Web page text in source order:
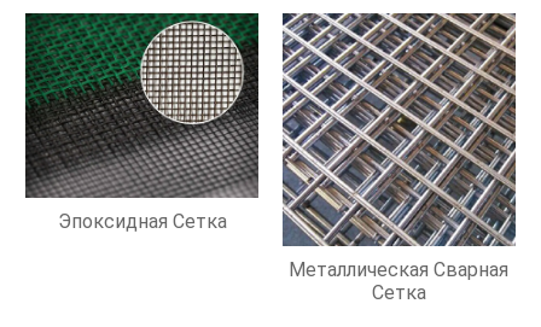
Эпоксидная Сетка
Металлическая Сварная
Сетка